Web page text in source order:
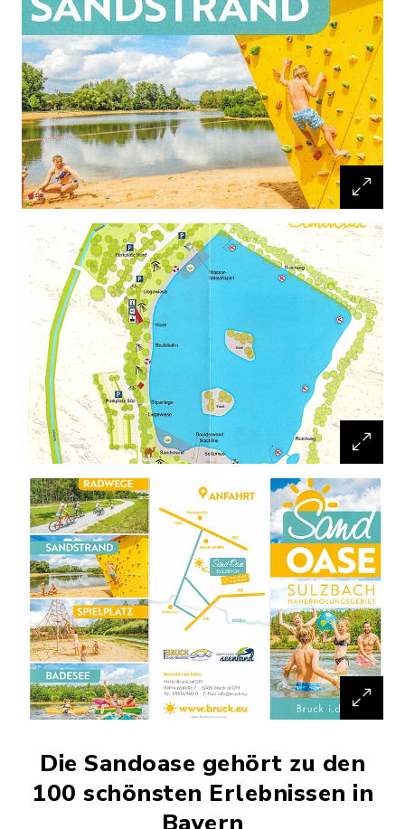
Die Sandoase gehört zu den
100 schönsten Erlebnissen in